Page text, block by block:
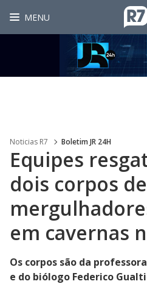
MENU
Noticias R7 Boletim JR 24H
Equipes
dois corpos de
em cavernas
Os corpos são da
e do biólogo Federico